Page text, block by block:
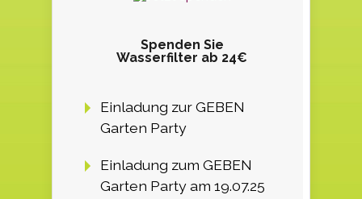
Spenden Sie
Wasserfilter ab 24€
Einladung zur GEBEN
Garten Party
Einladung zum GEBEN
Garten Party am 19.07.25